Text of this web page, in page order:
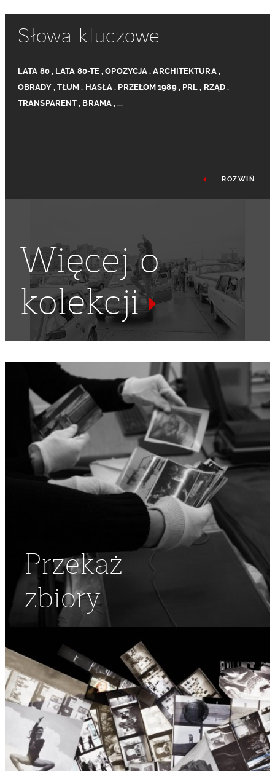
Słowa kluczowe
LATA 80, LATA 80-TE ,OPOZYCJA ,ARCHITEKTURA,
OBRADY, TŁUM , HASŁA , PRZEŁOM 1989, PRL , RZĄD ,
TRANSPARENT , BRAMA,...
KRAKOWSKIE PRZEDMIEŚCIE , ROZMOWY OKRĄGŁY STÓŁ
OBRADY OKRĄGŁEGO STOŁU
RADA MINISTRÓW ,PAŁAC
NAMIESTNIKOWSKI
ROZWIŃ
Więcej o
kolekcji
Przekaż
zbiory